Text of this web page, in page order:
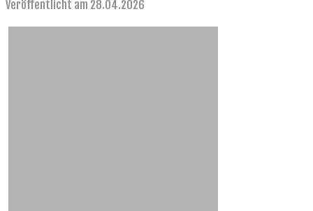
Veröffentlicht am 28.04.2026